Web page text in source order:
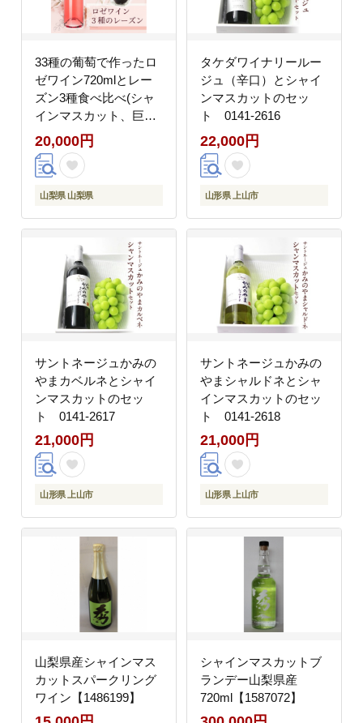
33種の葡萄で作ったロ
ゼワイン720mlとレー
ズン3種食べ比べ(シャ
インマスカット、巨
峰、ピオーネ)
【1513170】
20,000円
山梨県 山梨県
タケダワイナリールー
ジュ（辛口）とシャイ
ンマスカットのセッ
ト 0141-2616
22,000円
山形県 上山市
サントネージュかみの
やまカベルネとシャイ
ンマスカットのセッ
ト 0141-2617
21,000円
山形県 上山市
サントネージュかみの
やまシャルドネとシャ
インマスカットのセッ
ト 0141-2618
21,000円
山形県 上山市
山梨県産シャインマス
カットスパークリング
ワイン【1486199】
シャインマスカットブ
ランデー山梨県産
720ml【1587072】